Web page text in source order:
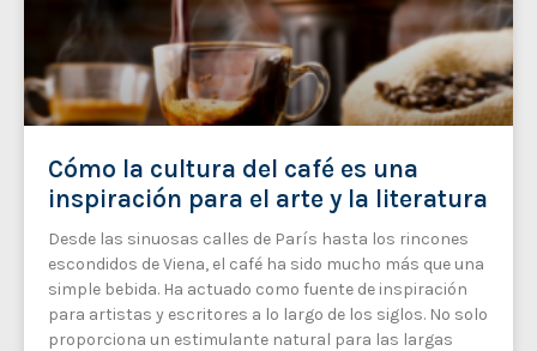
Cómo la cultura del café es una
inspiración para el arte y la literatura
Desde las sinuosas calles de París hasta los rincones
escondidos de Viena, el café ha sido mucho más que una
simple bebida. Ha actuado como fuente de inspiración
para artistas y escritores a lo largo de los siglos. No solo
proporciona un estimulante natural para las largas